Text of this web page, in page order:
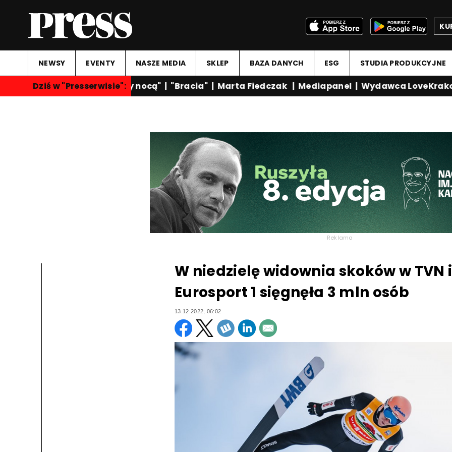
NEWSY EVENTY NASZE MEDIA SKLEP BAZA DANYCH ESG STUDIA PRODUKCYJNE
Dziś w "Presserwisie":
"Rozmowy nocą"|"Bracia"| Marta Fiedczak|Mediapanel|Wydawca
Reklama
W niedzielę widownia skoków w TVN i
Eurosport 1 sięgnęła 3 mln osób
13.12.2022, 06:02